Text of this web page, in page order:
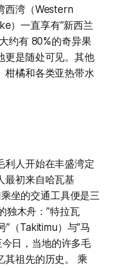
西湾（Western
）一直享有”新西兰
约有 80%的奇异果
更是随处可见。其他
柑橘和各类亚热带水
利人开始在丰盛湾定
最初来自哈瓦基
坐的交通工具便是三
独木舟：”特拉瓦
”（Takitimu）与”马
日，当地的许多毛
其祖先的历史。 乘